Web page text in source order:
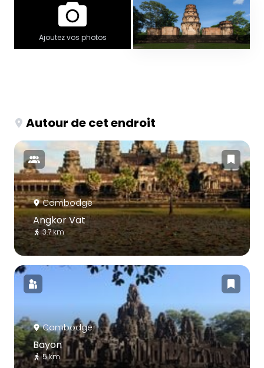
Ajoutez vos photos
Autour de cet endroit
Cambodge
Angkor Vat
3.7 km
Cambodge
Bayon
5 km